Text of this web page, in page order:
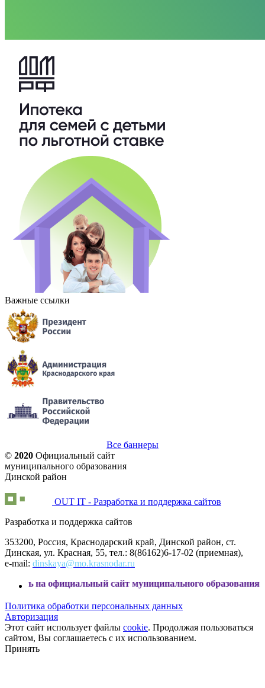
Важные ссылки
Все баннеры
© 2020 Официальный сайт
муниципального образования
Динской район
OUT IT - Разработка и поддержка сайтов
Разработка и поддержка сайтов
353200, Россия, Краснодарский край, Динской район, ст.
Динская, ул. Красная, 55, тел.: 8(86162)6-17-02 (приемная),
e-mail: dinskaya@mo.krasnodar.ru
сайт муниципального образования Динской
Политика обработки персональных данных
Авторизация
Этот сайт использует файлы cookie. Продолжая пользоваться
сайтом, Вы соглашаетесь с их использованием.
Принять